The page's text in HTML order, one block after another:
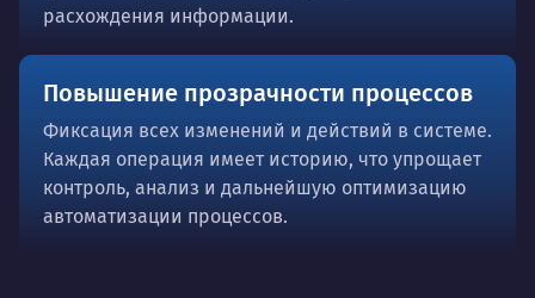
расхождения информации.
Повышение прозрачности процессов
Фиксация всех изменений и действий в системе.
Каждая операция имеет историю, что упрощает
контроль, анализ и дальнейшую оптимизацию
автоматизации процессов.